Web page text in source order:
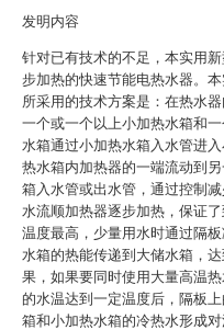
发明内容
针对已有技术的不足，本实用
步加热的快速节能电热水器。
所采用的技术方案是：在热水
一个或一个以上小加热水箱和
水箱通过小加热水箱入水管进
热水箱内加热器的一端流动到
箱入水管或出水管，通过控制
水流顺加热器逐步加热，保证
温度最高，少量用水时通过隔
水箱的热能传递到大储水箱，
果，如果要同时使用大量高温
的水温达到一定温度后，隔板
箱和小加热水箱的冷热水形成